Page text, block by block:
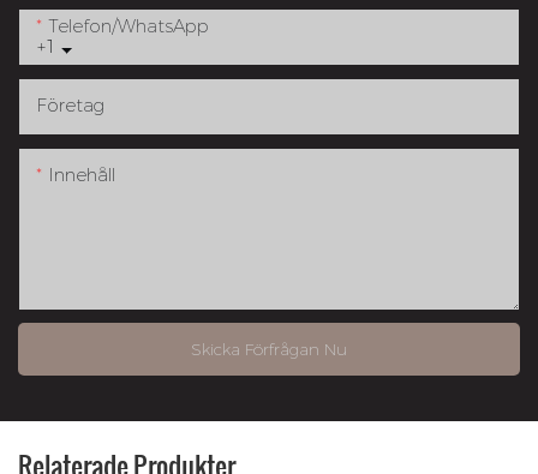
+1
Telefon/whatsApp
Företag
Innehåll
Skicka Förfrågan Nu
Relaterade Produkter